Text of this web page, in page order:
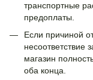
транспортные
предоплаты.
Если причиной
несоответствие
магазин
оба конца.